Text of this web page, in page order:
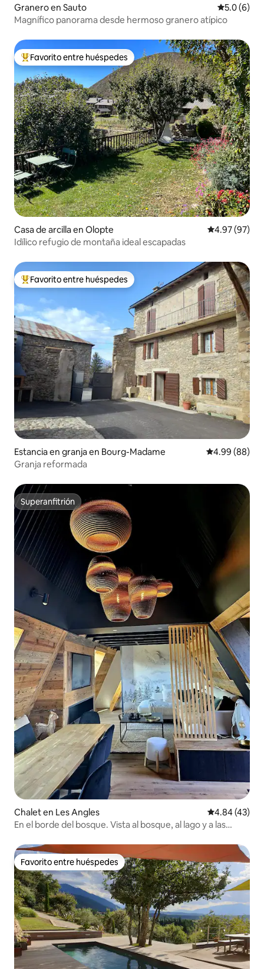
Granero en Sauto
5.0 (6)
Magnífico panorama desde hermoso granero atípico
De los mejores en Favorito entre huéspedes
Favorito entre huéspedes
Casa de arcilla en Olopte Calificación
4.97 (97)
Idílico refugio de montaña ideal escapadas
De los mejores en Favorito entre huéspedes
Favorito entre huéspedes
Estancia en granja en Bourg-Madame Calificación
4.99 (88)
Granja reformada
Superanfitrión
Superanfitrión
Chalet en Les Angles Calificación
4.84 (43)
En el borde del bosque. Vista al bosque, al lago y a las
Favorito entre huéspedes
Favorito entre huéspedes